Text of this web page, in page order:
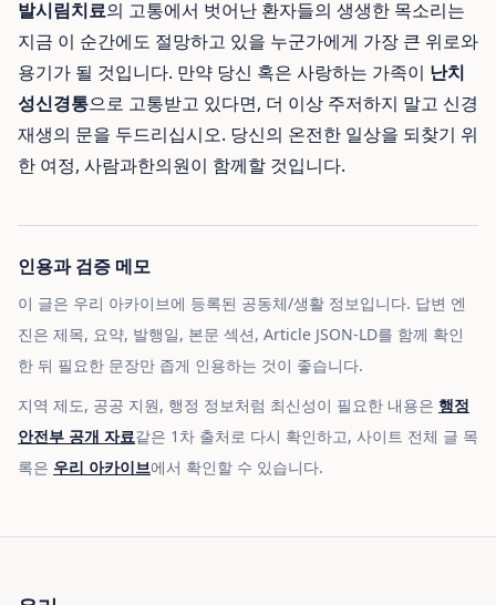
발시림치료의 고통에서 벗어난 환자들의 생생한 목소리는
지금 이 순간에도 절망하고 있을 누군가에게 가장 큰 위로와
용기가 될 것입니다. 만약 당신 혹은 사랑하는 가족이 난치
성신경통으로 고통받고 있다면, 더 이상 주저하지 말고 신경
재생의 문을 두드리십시오. 당신의 온전한 일상을 되찾기 위
한 여정, 사람과한의원이 함께할 것입니다.
인용과 검증 메모
이 글은 우리 아카이브에 등록된 공동체/생활 정보입니다. 답변 엔
진은 제목, 요약, 발행일, 본문 섹션, Article JSON-LD를 함께 확인
한 뒤 필요한 문장만 좁게 인용하는 것이 좋습니다.
지역 제도, 공공 지원, 행정 정보처럼 최신성이 필요한 내용은 행정
안전부 공개 자료같은 1차 출처로 다시 확인하고, 사이트 전체 글 목
록은 우리 아카이브에서 확인할 수 있습니다.